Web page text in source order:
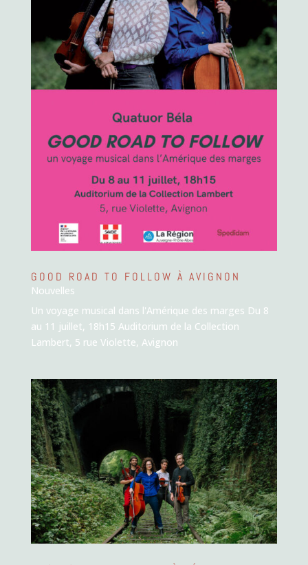
GOOD ROAD TO FOLLOW À AVIGNON
Nouvelles
Un voyage musical dans l'Amérique des marges Du 8
au 11 juillet, 18h15 Auditorium de la Collection
Lambert, 5 rue Violette, Avignon